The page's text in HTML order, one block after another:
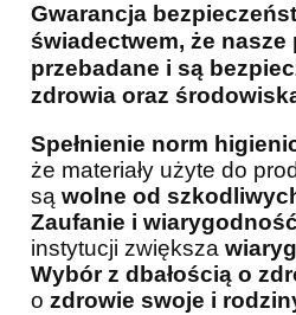
Gwarancja
świadectwem, że nasze
przebadane i są
zdrowia oraz
Spełnienie norm
że materiały użyte do
są wolne od
Zaufanie i
instytucji zwiększa
Wybór z dbałością o
o zdrowie swoje i